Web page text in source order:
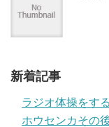
新着記事
ラジオ体操をす
ホウセンカその